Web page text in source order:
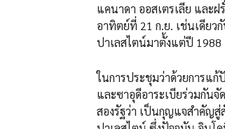
แคนาดา ออสเตรเลีย และฝ
อาทิตย์ที่ 21 ก.ย. เช่นเดียว
ปาเลสไตน์มาตั้งแต่ปี 1988
ในการประชุมว่าด้วยการแ
และซาอุดีอาระเบียร่วมกัน
สองรัฐว่า เป็นกุญแจสำคัญสู่